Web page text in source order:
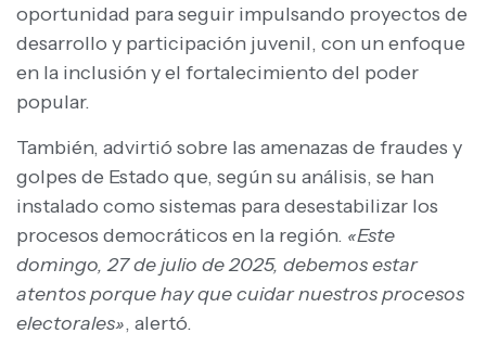
oportunidad para seguir impulsando proyectos de
desarrollo y participación juvenil, con un enfoque
en la inclusión y el fortalecimiento del poder
popular.
También, advirtió sobre las amenazas de fraudes y
golpes de Estado que, según su análisis, se han
instalado como sistemas para desestabilizar los
procesos democráticos en la región. «Este
domingo, 27 de julio de 2025, debemos estar
atentos porque hay que cuidar nuestros procesos
electorales», alertó.